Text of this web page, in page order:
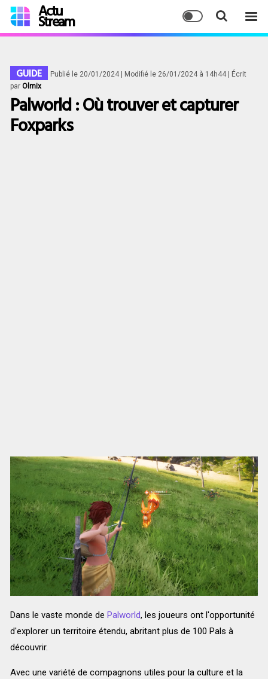
Actu
Stream
GUIDE Publié le 20/01/2024 | Modifié le 26/01/2024 à 14h44| Écrit
par Olmix
Palworld : Où trouver et capturer
Foxparks
Dans le vaste monde de Palworld, les joueurs ont l'opportunité
d'explorer un territoire étendu, abritant plus de 100 Pals à
découvrir.
Avec une variété de compagnons utiles pour la culture et la